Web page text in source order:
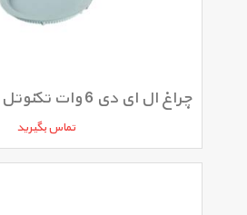
تماس بگیرید